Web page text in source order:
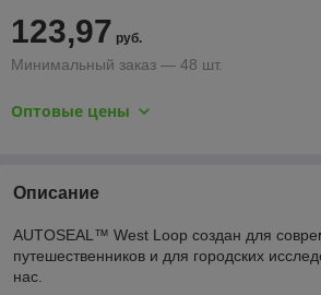
123,97 руб.
Минимальный заказ — 48 шт.
Оптовые цены
Описание
AUTOSEAL™ West Loop создан для
путешественников и для городских
нас.